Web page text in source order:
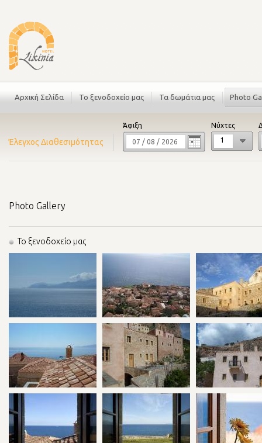
Αρχική Σελίδα Το ξενοδοχείο μας Τα δωμάτια μας Photo
Έλεγχος Διαθεσιμότητας
Άφιξη
Nύχτες
1
Photo Gallery
Το ξενοδοχείο μας